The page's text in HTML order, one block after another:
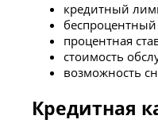
кредитный
процентная
стоимость
возможность
Кредитная